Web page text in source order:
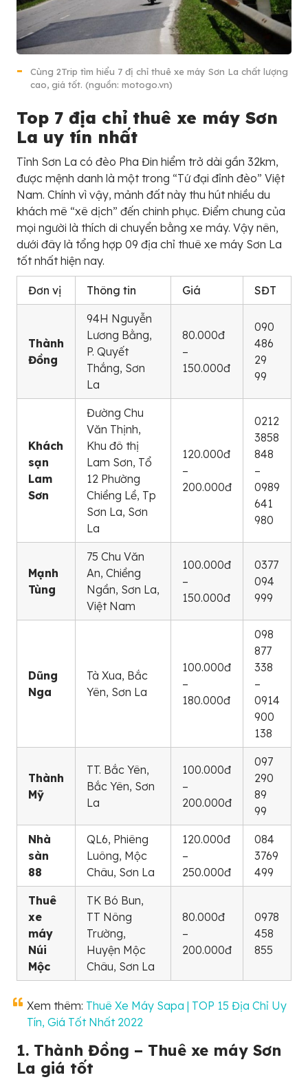
Cùng 2Trip tìm hiểu 7 đị chỉ thuê xe máy Sơn La chất lượng
cao, giá tốt. (nguồn: motogo.vn)
Top 7 địa chỉ thuê xe máy Sơn
La uy tín nhất
Tỉnh Sơn La có đèo Pha Đin hiểm trở dài gần 32km,
được mệnh danh là một trong “Tứ đại đỉnh đèo” Việt
Nam. Chính vì vậy, mảnh đất này thu hút nhiều du
khách mê “xê dịch” đến chinh phục. Điểm chung của
mọi người là thích di chuyển bằng xe máy. Vậy nên,
dưới đây là tổng hợp 09 địa chỉ thuê xe máy Sơn La
tốt nhất hiện nay.
Đơn vị Thông tin Giá SĐT
Thành
Đồng
94H Nguyễn
Lương Bằng,
P. Quyết
Thắng, Sơn
La
80.000đ
–
150.000đ
090
486
29
99
Khách
sạn
Lam
Sơn
Đường Chu
Văn Thịnh,
Khu đô thị
Lam Sơn, Tổ
12 Phường
Chiềng Lề, Tp
Sơn La, Sơn
La
120.000đ
–
200.000đ
0212
3858
848
–
0989
641
980
Mạnh
Tùng
75 Chu Văn
An, Chiềng
Ngần, Sơn La,
Việt Nam
100.000đ
–
150.000đ
0377
094
999
Dũng
Nga
Tà Xua, Bắc
Yên, Sơn La
100.000đ
–
180.000đ
098
877
338
–
0914
900
138
Thành
Mỹ
TT. Bắc Yên,
Bắc Yên, Sơn
La
100.000đ
–
200.000đ
097
290
89
99
Nhà
sàn
88
QL6, Phiêng
Luông, Mộc
Châu, Sơn La
120.000đ
–
250.000đ
084
3769
499
Thuê
xe
máy
Núi
Mộc
TK Bó Bun,
TT Nông
Trường,
Huyện Mộc
Châu, Sơn La
80.000đ
–
200.000đ
0978
458
855
Xem thêm: Thuê Xe Máy Sapa | TOP 15 Địa Chỉ Uy
Tín, Giá Tốt Nhất 2022
1. Thành Đồng – Thuê xe máy Sơn
La giá tốt